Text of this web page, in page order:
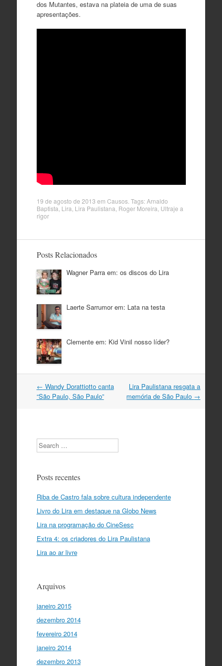
dos Mutantes, estava na plateia de uma de suas
apresentações.
19 de agosto de 2013 em Causos. Tags:Arnaldo
Baptista Lira Lira Paulistana Roger Moreira Ultraje a
rigor
Posts Relacionados
Wagner Parra em: os discos do Lira
Laerte Sarrumor em: Lata na testa
Clemente em: Kid Vinil nosso líder?
Navegação
do
← Wandy Dorattiotto canta
“São Paulo, São Paulo”
Lira Paulistana resgata a
memória de São Paulo →
Search
Posts recentes
Riba de Castro fala sobre cultura independente
Livro do Lira em destaque na Globo News
Lira na programação do CineSesc
Extra 4: os criadores do Lira Paulistana
Lira ao ar livre
Arquivos
janeiro 2015
dezembro 2014
fevereiro 2014
janeiro 2014
dezembro 2013